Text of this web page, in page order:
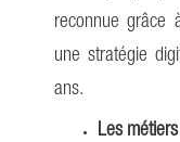
reconnue grâce
une stratégie
ans.
Les métiers